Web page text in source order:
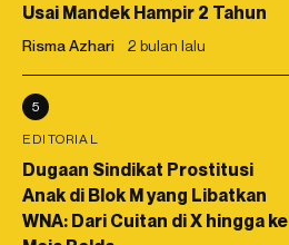
Usai Mandek Hampir 2 Tahun
Risma Azhari 2 bulan lalu
5
EDITORIAL
Dugaan Sindikat Prostitusi
Anak di Blok M yang Libatkan
WNA: Dari Cuitan di X hingga ke